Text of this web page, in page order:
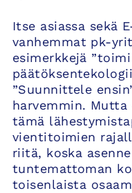
Itse asiassa sekä
vanhemmat pk-
esimerkkejä
”Suunnittele
harvemmin.
tämä
vientitoimien
riitä, koska
tuntemattoman
toisenlaista